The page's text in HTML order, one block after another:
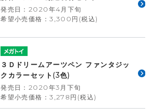
発売日：2020年4月下旬
希望小売価格：3,300円(税込)
３Ｄドリームアーツペン ファンタジッ
クカラーセット(3色)
発売日：2020年3月下旬
希望小売価格：3,278円(税込)